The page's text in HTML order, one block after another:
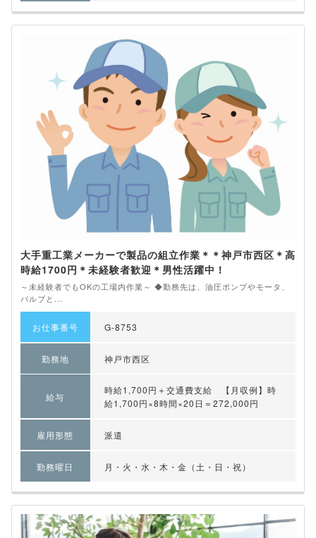
大手重工業メーカーで製品の組立作業＊＊神戸市西区＊高
時給1700円＊未経験者歓迎＊男性活躍中！
～未経験者でもOKの工場内作業～ ◆勤務先は、油圧ポンプやモータ、
バルブと...
お仕事番号 G-8753
勤務地 神戸市西区
給与
時給1,700円＋交通費支給 【月収例】時
給1,700円×8時間×20日＝272,000円
雇用形態 派遣
勤務曜日 月・火・水・木・金（土・日・祝）